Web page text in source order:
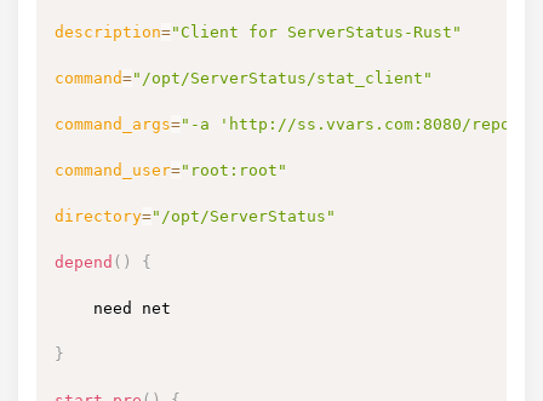
description="Client for ServerStatus-Rust"
command="/opt/ServerStatus/stat_client"
command_args="-a 'http://ss.vvars.com:8080/
command_user="root:root"
directory="/opt/ServerStatus"
depend ( ) {
    need net
}